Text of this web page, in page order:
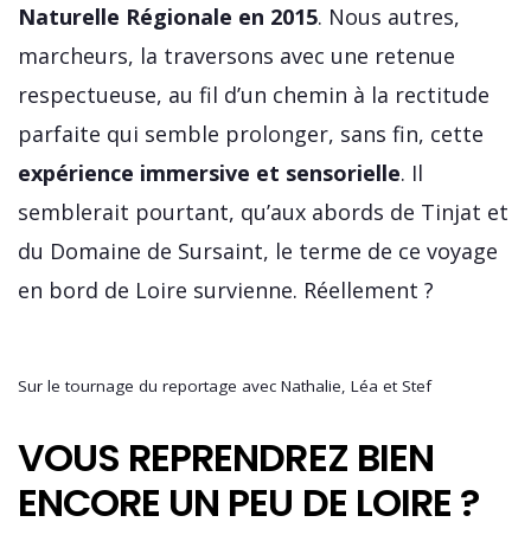
Naturelle Régionale en 2015. Nous autres,
marcheurs, la traversons avec une retenue
respectueuse, au fil d’un chemin à la rectitude
parfaite qui semble prolonger, sans fin, cette
expérience immersive et sensorielle. Il
semblerait pourtant, qu’aux abords de Tinjat et
du Domaine de Sursaint, le terme de ce voyage
en bord de Loire survienne. Réellement ?
Sur le tournage du reportage avec Nathalie, Léa et Stef
VOUS REPRENDREZ BIEN
ENCORE UN PEU DE LOIRE ?